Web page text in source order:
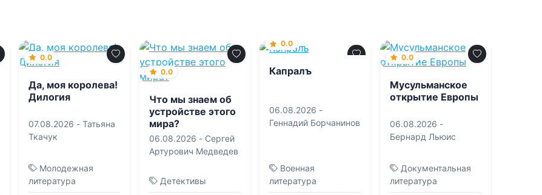
0.0
Да, моя королева!
Дилогия
07.08.2026 -Татьяна
Ткачук
Молодежная
литература
0.0
Что мы знаем об
устройстве этого
мира?
06.08.2026 - Сергей
Артурович Медведев
Детективы
0.0
Капралъ
06.08.2026 -
Геннадий Борчанинов
Военная
литература
0.0
Мусульманское
открытие Европы
06.08.2026 -
Бернард Льюис
Документальная
литература